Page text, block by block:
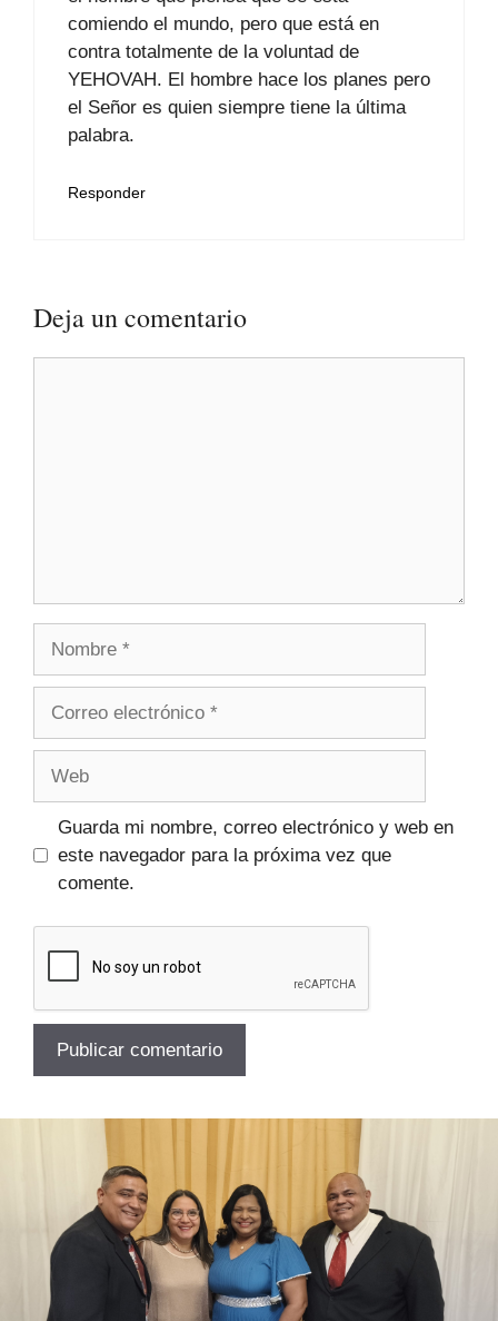
comiendo el mundo, pero que está en
contra totalmente de la voluntad de
YEHOVAH. El hombre hace los planes pero
el Señor es quien siempre tiene la última
palabra.
Responder
Deja un comentario
Guarda mi nombre, correo electrónico y web en
este navegador para la próxima vez que
comente.